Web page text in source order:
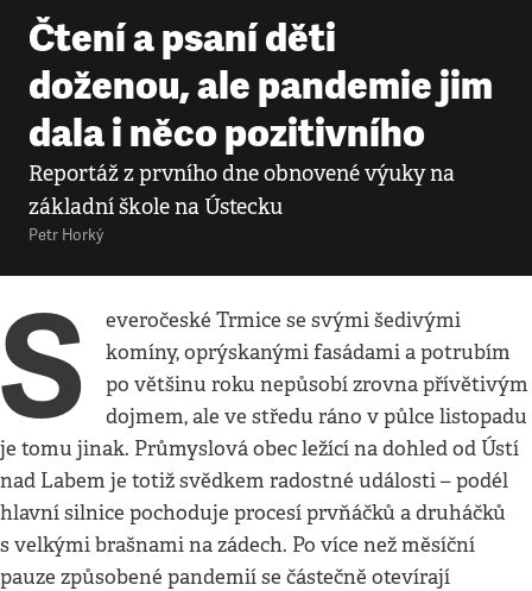
Čtení a psaní děti
doženou, ale pandemie jim
dala i něco pozitivního
Reportáž z prvního dne obnovené výuky na
základní škole na Ústecku
Petr Horký
S
everočeské Trmice se svými šedivými
komíny, oprýskanými fasádami a potrubím
po většinu roku nepůsobí zrovna přívětivým
dojmem, ale ve středu ráno v půlce listopadu
je tomu jinak. Průmyslová obec ležící na dohled od Ústí
nad Labem je totiž svědkem radostné události – podél
hlavní silnice pochoduje procesí prvňáčků a druháčků
s velkými brašnami na zádech. Po více než měsíční
pauze způsobené pandemií se částečně otevírají